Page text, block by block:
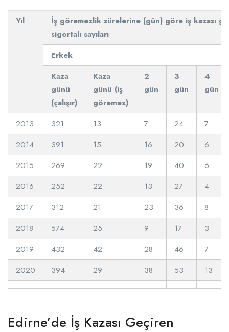
Yıl
İş göremezlik sürelerine (gün) göre iş kazası
sigortalı sayıları
Erkek
Kaza
günü
(çalışır)
Kaza
günü (iş
göremez)
2
gün
3
gün
4
gün
2013 321 13 7 24
7
2014
391 15 16 20
6
2015
269 22 19 40
6
2016
252 22 13 27
4
2017
312 21 23 36
8
2018
574 25 9 17
3
2019
432 42 28 46
7
2020
394 29 38 53 13
Edirne’de İş Kazası Geçiren